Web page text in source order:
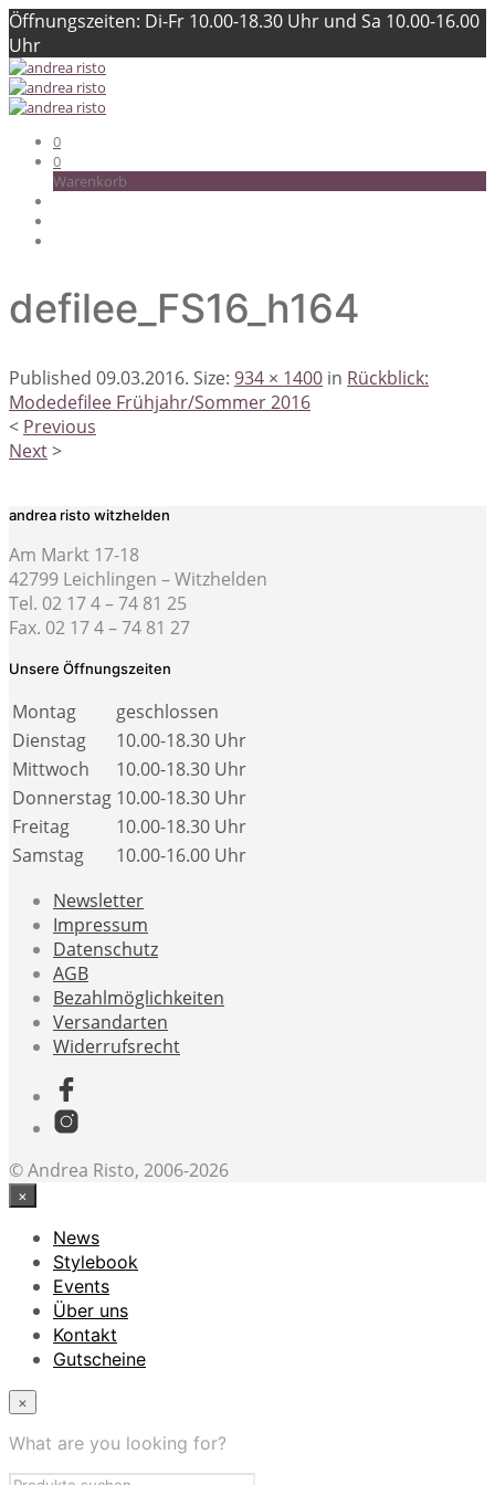
Öffnungszeiten: Di-Fr 10.00-18.30 Uhr und Sa 10.00-16.00
Uhr
0
0
Warenkorb
defilee_FS16_h164
Published 09.03.2016. Size: 934 × 1400 in Rückblick:
Modedefilee Frühjahr/Sommer 2016
< Previous
Next>
andrea risto witzhelden
Am Markt 17-18
42799 Leichlingen – Witzhelden
Tel. 02 17 4 – 74 81 25
Fax. 02 17 4 – 74 81 27
Unsere Öffnungszeiten
Montag
geschlossen
Dienstag
10.00-18.30 Uhr
Mittwoch
10.00-18.30 Uhr
Donnerstag 10.00-18.30 Uhr
Freitag
10.00-18.30 Uhr
Samstag
10.00-16.00 Uhr
Newsletter
Impressum
Datenschutz
AGB
Bezahlmöglichkeiten
Versandarten
Widerrufsrecht
© Andrea Risto, 2006-2026
×
News
Stylebook
Events
Über uns
Kontakt
Gutscheine
×
What are you looking for?